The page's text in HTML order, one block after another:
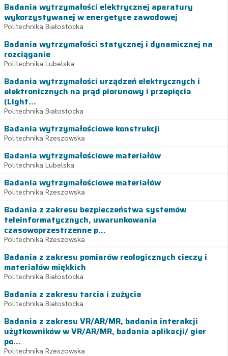
Badania wytrzymałości elektrycznej aparatury
wykorzystywanej w energetyce zawodowej
Politechnika Białostocka
Badania wytrzymałości statycznej i dynamicznej na
rozciąganie
Politechnika Lubelska
Badania wytrzymałości urządzeń elektrycznych i
elektronicznych na prąd piorunowy i przepięcia
(Light...
Politechnika Białostocka
Badania wytrzymałościowe konstrukcji
Politechnika Rzeszowska
Badania wytrzymałościowe materiałów
Politechnika Lubelska
Badania wytrzymałościowe materiałów
Politechnika Rzeszowska
Badania z zakresu bezpieczeństwa systemów
teleinformatycznych, uwarunkowania
czasowoprzestrzenne p...
Politechnika Rzeszowska
Badania z zakresu pomiarów reologicznych cieczy i
materiałów miękkich
Politechnika Białostocka
Badania z zakresu tarcia i zużycia
Politechnika Białostocka
Badania z zakresu VR/AR/MR, badania interakcji
użytkowników w VR/AR/MR, badania aplikacji/ gier
po...
Politechnika Rzeszowska